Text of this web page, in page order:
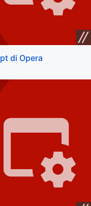
di Opera